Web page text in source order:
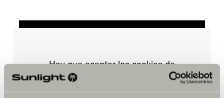
Hay que aceptar los cookies de
marketing para ver el contenido.